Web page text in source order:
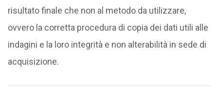
risultato finale che non al metodo da utilizzare,
ovvero la corretta procedura di copia dei dati utili alle
indagini e la loro integrità e non alterabilità in sede di
acquisizione.